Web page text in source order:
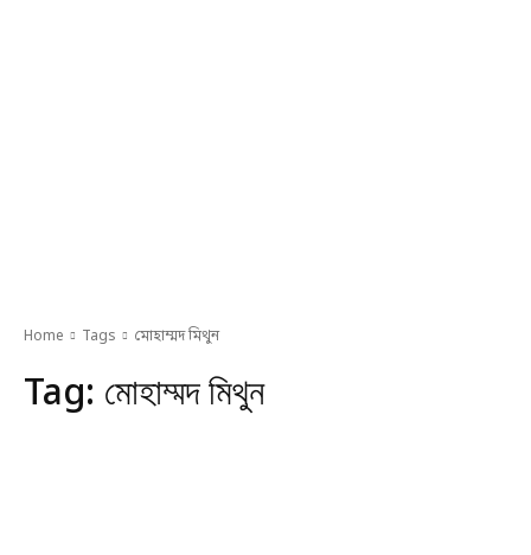
Home Tags মোহাম্মদ মিথুন
Tag: মোহাম্মদ মিথুন